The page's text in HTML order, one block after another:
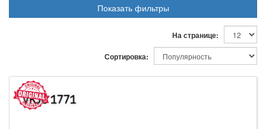
Показать фильтры
На странице:
Сортировка: